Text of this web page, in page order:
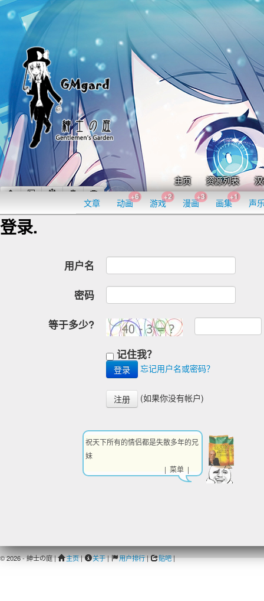
主页 资源列表
文章 动画
+6
游戏
+2
漫画
+3
画集
+1
声
登录.
用户名
密码
等于多少?
记住我？
忘记用户名或密码？
注册 (如果你没有帐户)
© 2026 - 紳士の庭 | 主页| 关于| 用户排行| 贴吧|
祝天下所有的情侣都是失散多年的兄
妹
| 菜单 |